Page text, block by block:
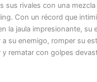
sus rivales con una
Con un récord que
la jaula impresionante, su
su enemigo, romper su
y rematar con golpes